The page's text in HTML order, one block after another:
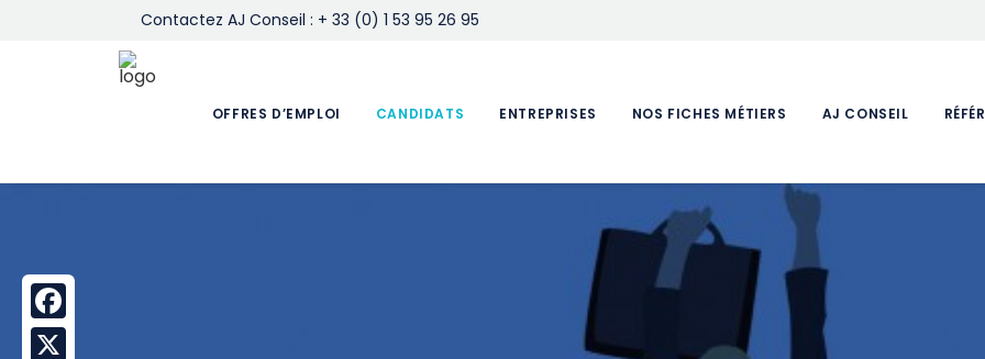
Contactez AJ Conseil : + 33 (0) 1 53 95 26 95
OFFRES D’EMPLOI CANDIDATS ENTREPRISES NOS FICHES MÉTIERS AJ CONSEIL
Facebook